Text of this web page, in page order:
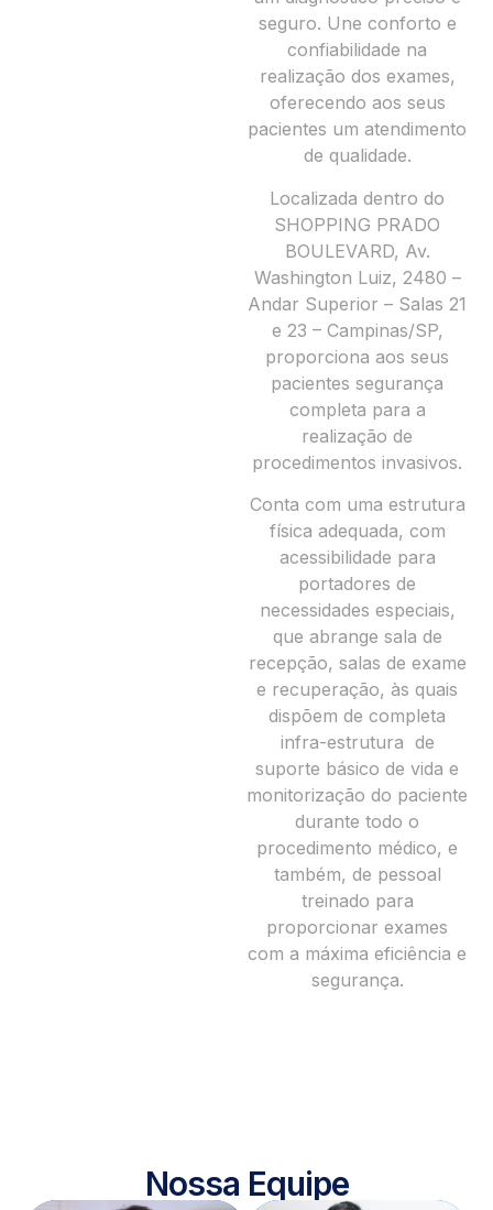
seguro. Une conforto e
confiabilidade na
realização dos exames,
oferecendo aos seus
pacientes um atendimento
de qualidade.
Localizada dentro do
SHOPPING PRADO
BOULEVARD, Av.
Washington Luiz, 2480 –
Andar Superior – Salas 21
e 23 – Campinas/SP,
proporciona aos seus
pacientes segurança
completa para a
realização de
procedimentos invasivos.
Conta com uma estrutura
física adequada, com
acessibilidade para
portadores de
necessidades especiais,
que abrange sala de
recepção, salas de exame
e recuperação, às quais
dispõem de completa
infra-estrutura de
suporte básico de vida e
monitorização do paciente
durante todo o
procedimento médico, e
também, de pessoal
treinado para
proporcionar exames
com a máxima eficiência e
segurança.
Nossa Equipe